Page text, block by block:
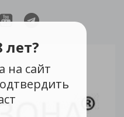
лет?
на сайт